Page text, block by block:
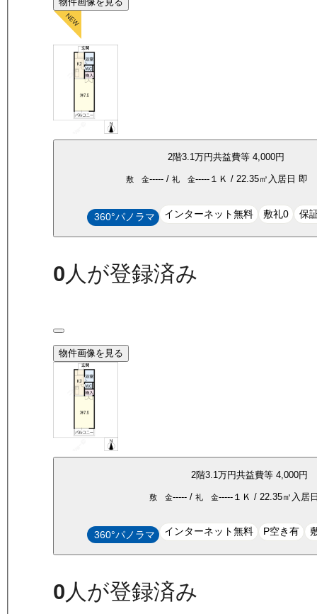
2階3.1万円共益費等4,000円
敷 金----- /礼 金----- １Ｋ /22.35㎡ 入居日 即
360°パノラマ インターネット無料 敷礼0 保
0人が登録済み
物件画像を見る
2階3.1万円共益費等 4,000円
敷 金-----/ 礼 金-----１Ｋ / 22.35㎡ 入居
360°パノラマ インターネット無料 P空き有
0 人が登録済み